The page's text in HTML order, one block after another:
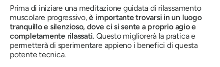
Prima di iniziare una meditazione guidata di rilassamento
muscolare progressivo,è importante trovarsi in un luogo
tranquillo e silenzioso, dove ci si sente a proprio agio e
completamente rilassati. Questo migliorerà la pratica e
permetterà di sperimentare appieno i benefici di questa
potente tecnica.